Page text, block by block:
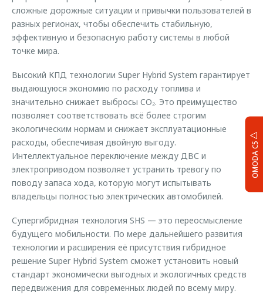
OMODA C5
сложные дорожные ситуации и привычки пользователей в
разных регионах, чтобы обеспечить стабильную,
эффективную и безопасную работу системы в любой
точке мира.
Высокий КПД технологии Super Hybrid System гарантирует
выдающуюся экономию по расходу топлива и
значительно снижает выбросы CO₂. Это преимущество
позволяет соответствовать всё более строгим
экологическим нормам и снижает эксплуатационные
расходы, обеспечивая двойную выгоду.
Интеллектуальное переключение между ДВС и
электроприводом позволяет устранить тревогу по
поводу запаса хода, которую могут испытывать
владельцы полностью электрических автомобилей.
Супергибридная технология SHS — это переосмысление
будущего мобильности. По мере дальнейшего развития
технологии и расширения её присутствия гибридное
решение Super Hybrid System сможет установить новый
стандарт экономически выгодных и экологичных средств
передвижения для современных людей по всему миру.